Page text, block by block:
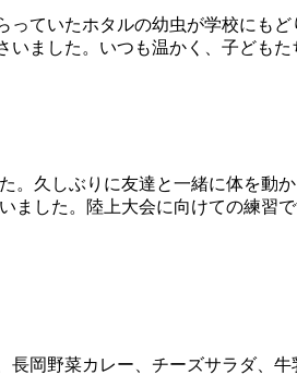
ていたホタルの幼虫が学校にも
ました。いつも温かく、子ども
。久しぶりに友達と一緒に体を動か
ました。陸上大会に向けての練習
岡野菜カレー、チーズサラダ、